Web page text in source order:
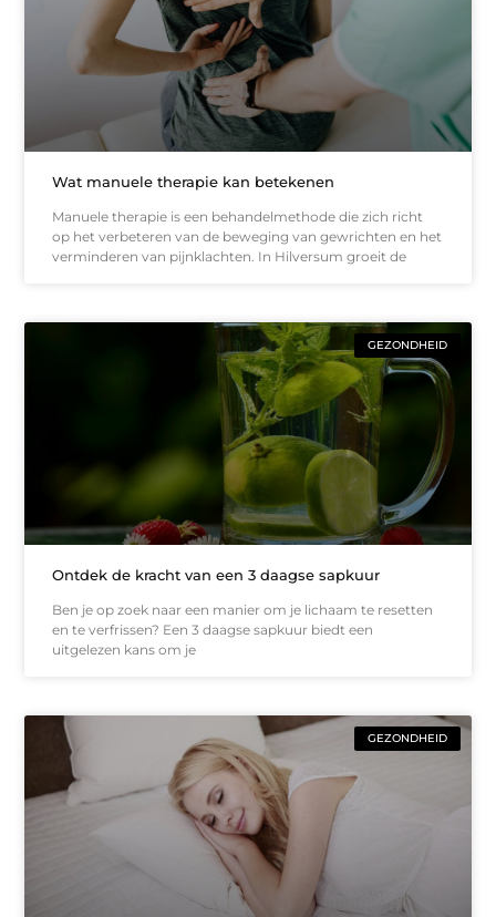
Wat manuele therapie kan betekenen
Manuele therapie is een behandelmethode die zich richt
op het verbeteren van de beweging van gewrichten en het
verminderen van pijnklachten. In Hilversum groeit de
GEZONDHEID
Ontdek de kracht van een 3 daagse sapkuur
Ben je op zoek naar een manier om je lichaam te resetten
en te verfrissen? Een 3 daagse sapkuur biedt een
uitgelezen kans om je
GEZONDHEID